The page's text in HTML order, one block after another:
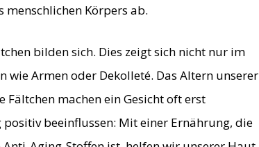
Körpers ab.
bilden sich. Dies zeigt sich nicht nur im
wie Armen oder Dekolleté. Das Altern unserer
machen ein Gesicht oft erst
beeinflussen: Mit einer Ernährung, die